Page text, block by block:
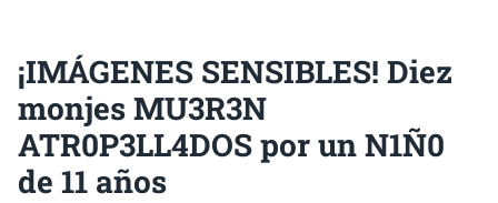
¡IMÁGENES SENSIBLES! Diez
monjes MU3R3N
ATR0P3LL4DOS por un N1Ñ0
de 11 años